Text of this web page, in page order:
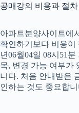
공매강의 비용과 절
아파트분양사이트에
확인하기보다 비용이
년06월04일 08시51
목, 변경 가능 여부가
니다. 처음 안내받은
인하는 것도 중요합니